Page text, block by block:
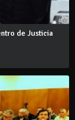
de Justicia